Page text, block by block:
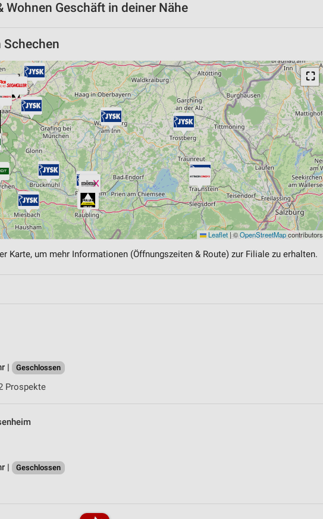
Wohnen Geschäft in deiner Nähe
Schechen
⛶
Leaflet |©OpenStreetMapcontributors
Karte, um mehr Informationen (Öffnungszeiten & Route) zur Filiale zu erhalten.
|
Geschlossen
Prospekte
|
Geschlossen